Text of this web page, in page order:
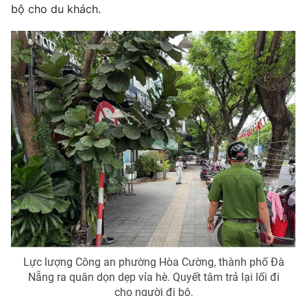
VTV4
VTV9 VTV8
Liên hệ tòa soạn English
THỜI BÁO VTV
Theo dõi báo trên
Cơ quan chủ quản:Đài Truyền hình Việt Nam
Thời báo VTV
bộ cho du khách.
Lực lượng Công an phường Hòa Cường, thành phố Đà
Nẵng ra quân dọn dẹp vỉa hè. Quyết tâm trả lại lối đi
cho người đi bộ.